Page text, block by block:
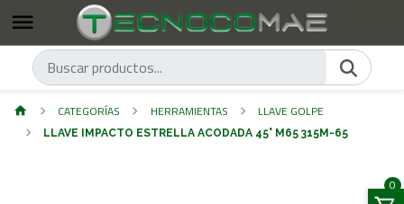
0
CATEGORÍAS HERRAMIENTAS LLAVE GOLPE
LLAVE IMPACTO ESTRELLA ACODADA 45° M65 315M-65